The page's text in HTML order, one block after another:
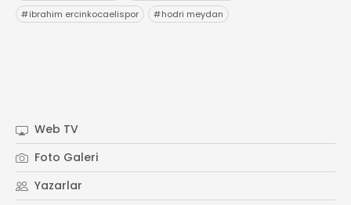
#ibrahim ercinkocaelispor #hodri meydan
Web TV
Foto Galeri
Yazarlar